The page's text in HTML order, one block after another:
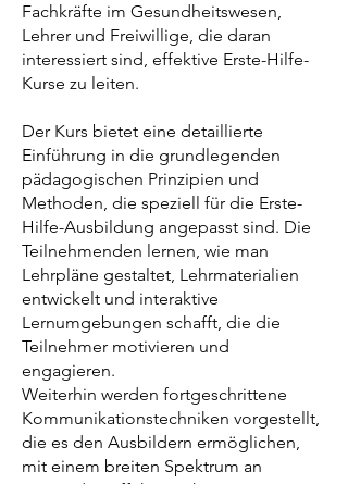
Fachkräfte im Gesundheitswesen,
Lehrer und Freiwillige, die daran
interessiert sind, effektive Erste-Hilfe-
Kurse zu leiten.
Der Kurs bietet eine detaillierte
Einführung in die grundlegenden
pädagogischen Prinzipien und
Methoden, die speziell für die Erste-
Hilfe-Ausbildung angepasst sind. Die
Teilnehmenden lernen, wie man
Lehrpläne gestaltet, Lehrmaterialien
entwickelt und interaktive
Lernumgebungen schafft, die die
Teilnehmer motivieren und
engagieren.
Weiterhin werden fortgeschrittene
Kommunikationstechniken vorgestellt,
die es den Ausbildern ermöglichen,
mit einem breiten Spektrum an